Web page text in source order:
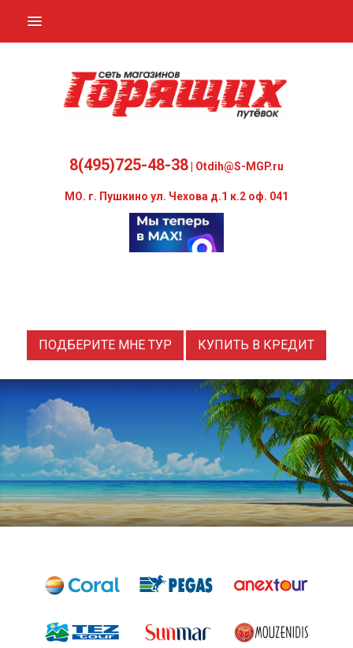
ГОРЯЩИЕ ТУРЫ
АВИА - ЖД - ОТЕЛИ
О НАС
В ПОМОЩЬ
8(495)725-48-38 | Otdih@S-MGP.ru
МО. г. Пушкино ул. Чехова д.1 к.2 оф. 041
ПОДБЕРИТЕ МНЕ ТУР КУПИТЬ В КРЕДИТ